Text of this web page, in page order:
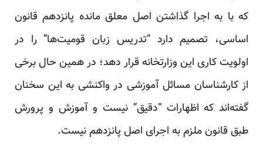
که با به اجرا گذاشتن اصل معلق مانده پانزدهم قانون
اساسی، تصمیم دارد “تدریس زبان قومیت‌ها” را در
اولویت کاری این وزارتخانه قرار دهد؛ در همین حال برخی
از کارشناسان مسائل آموزشی در واکنشی به این سخنان
گفته‌اند که اظهارات “دقیق” نیست و آموزش و پرورش
طبق قانون ملزم به اجرای اصل پانزدهم نیست.